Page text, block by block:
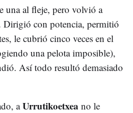
una al fleje, pero volvió a
Dirigió con potencia, permitió
le cubrió cinco veces en el
una pelota imposible),
Así todo resultó demasiado
aUrrutikoetxea no le